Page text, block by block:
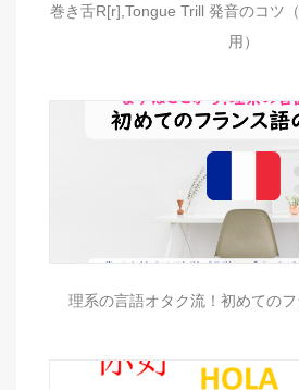
巻き舌R[r],Tongue Trill 発音のコツ
用）
理系の言語オタク流！初めての